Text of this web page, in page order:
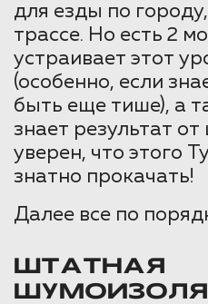
для езды по
трассе. Но есть 2
устраивает этот
(особенно, если
быть еще тише), а
знает результат
уверен, что этого
знатно прокачать!
Далее все по
ШТАТНАЯ